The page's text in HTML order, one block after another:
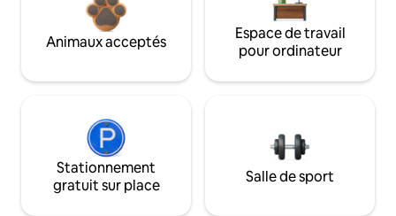
Animaux acceptés
Espace de travail
pour ordinateur
Stationnement
gratuit sur place
Salle de sport